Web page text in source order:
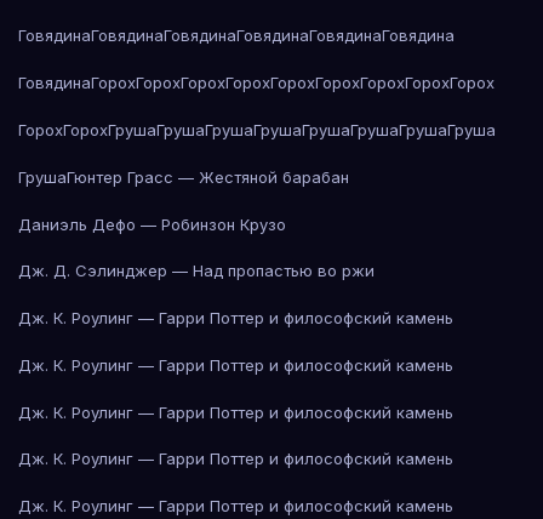
ГовядинаГовядинаГовядинаГовядинаГовядинаГовядина
ГовядинаГорохГорохГорохГорохГорохГорохГорохГорохГорох
ГорохГорохГрушаГрушаГрушаГрушаГрушаГрушаГрушаГруша
ГрушаГюнтер Грасс — Жестяной барабан
Даниэль Дефо — Робинзон Крузо
Дж. Д. Сэлинджер — Над пропастью во ржи
Дж. К. Роулинг — Гарри Поттер и философский камень
Дж. К. Роулинг — Гарри Поттер и философский камень
Дж. К. Роулинг — Гарри Поттер и философский камень
Дж. К. Роулинг — Гарри Поттер и философский камень
Дж. К. Роулинг — Гарри Поттер и философский камень